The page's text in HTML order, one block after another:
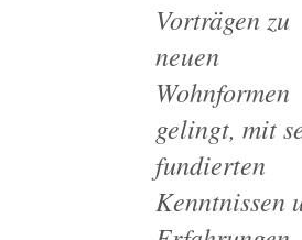
Vorträgen zu
neuen
Wohnformen
gelingt, mit
fundierten
Kenntnissen